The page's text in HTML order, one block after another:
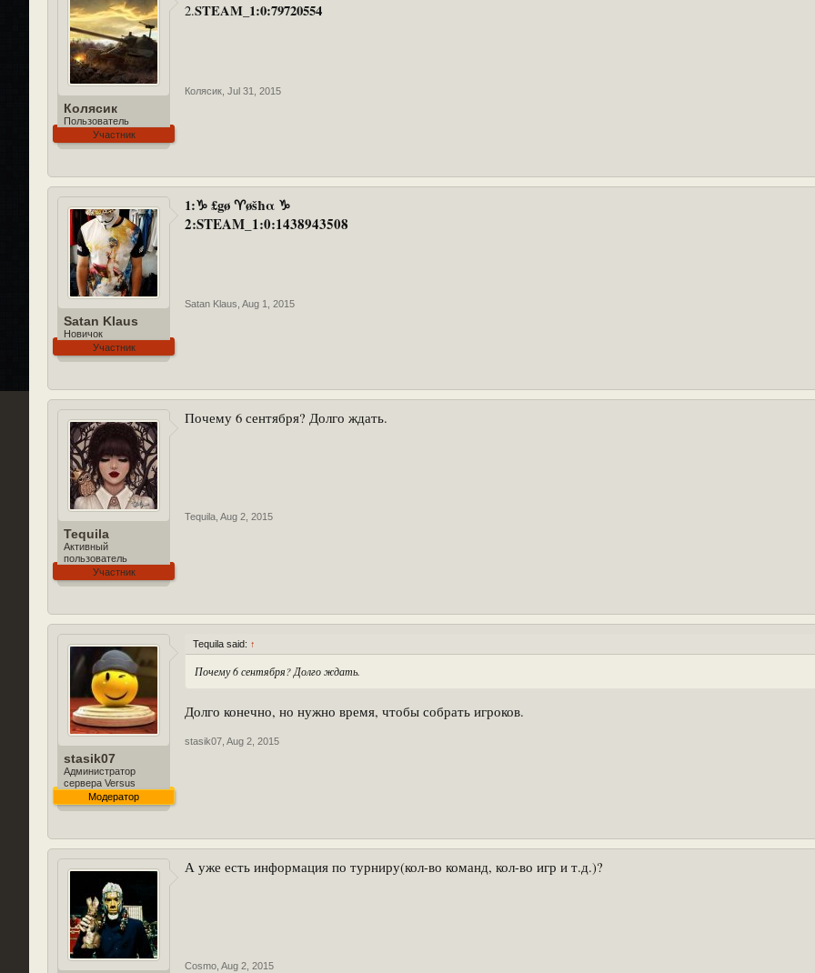
Колясик
Пользователь
Участник
2.STEAM_1:0:79720554
Колясик Jul 31, 2015
Satan Klaus
Новичок
Участник
1:♑ £gø ♈øšħα ♑
2:STEAM_1:0:1438943508
Satan Klaus Aug 1, 2015
Tequila
Активный
пользователь
Участник
Почему 6 сентября? Долго ждать.
Tequila Aug 2, 2015
stasik07
Администратор
сервера Versus
Модератор
Tequila said: ↑
Почему 6 сентября? Долго ждать.
Долго конечно, но нужно время, чтобы собрать игроков.
stasik07 Aug 2, 2015
А уже есть информация по турниру(кол-во команд, кол-во игр и т.д.)?
Cosmo Aug 2, 2015